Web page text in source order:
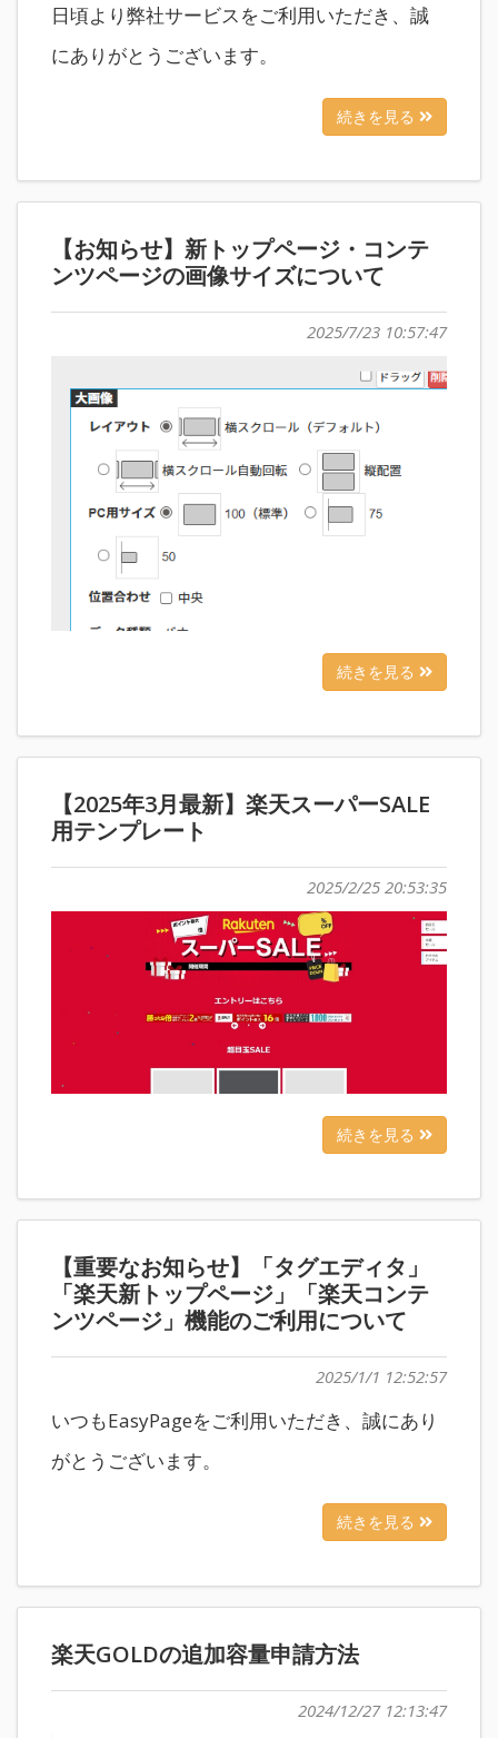
日頃より弊社サービスをご利用いただき、誠
にありがとうございます。
続きを見る
【お知らせ】新トップページ・コンテ
ンツページの画像サイズについて
2025/7/23 10:57:47
続きを見る
【2025年3月最新】楽天スーパーSALE
用テンプレート
2025/2/25 20:53:35
続きを見る
【重要なお知らせ】「タグエディタ」
「楽天新トップページ」「楽天コンテ
ンツページ」機能のご利用について
2025/1/1 12:52:57
いつもEasyPageをご利用いただき、誠にあり
がとうございます。
続きを見る
楽天GOLDの追加容量申請方法
2024/12/27 12:13:47